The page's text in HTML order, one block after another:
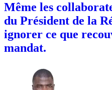
Même les
du Président de la
ignorer ce que
mandat.